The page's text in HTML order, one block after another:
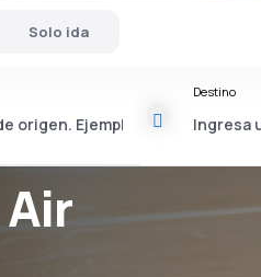
Solo ida
Destino